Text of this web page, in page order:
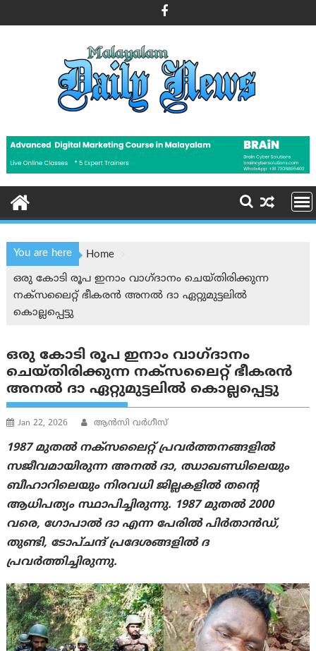
to
You are here
Home
ഒരു കോടി രൂപ ഇനാം വാഗ്ദാനം ചെയ്തിരിക്കുന്ന
നക്സലൈറ്റ് ഭീകരന്‍ അനൽ ദാ ഏറ്റുമുട്ടലില്‍
കൊല്ലപ്പെട്ടു
ഒരു കോടി രൂപ ഇനാം വാഗ്ദാനം
ചെയ്തിരിക്കുന്ന നക്സലൈറ്റ് ഭീകരന്‍
അനൽ ദാ ഏറ്റുമുട്ടലില്‍ കൊല്ലപ്പെട്ടു
Jan 22, 2026 ആന്‍സി വര്‍ഗീസ്
1987 മുതൽ നക്സലൈറ്റ് പ്രവർത്തനങ്ങളിൽ
സജീവമായിരുന്ന അനൽ ദാ, ഝാഖണ്ഡിലെയും
ബീഹാറിലെയും നിരവധി ജില്ലകളിൽ തന്റെ
ആധിപത്യം സ്ഥാപിച്ചിരുന്നു. 1987 മുതൽ 2000
വരെ, ഗോപാൽ ദാ എന്ന പേരിൽ പിർതാൻഡ്,
തുണ്ടി, ടോപ്ചന്ദ് പ്രദേശങ്ങളിൽ ദ
പ്രവർത്തിച്ചിരുന്നു.